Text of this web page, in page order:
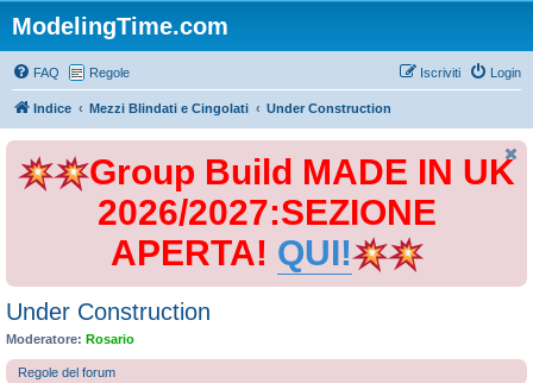
ModelingTime.com
FAQ Regole Login
Iscriviti
Indice Mezzi Blindati e Cingolati Under Construction
Group Build MADE IN UK
2026/2027:SEZIONE
APERTA! QUI!
Under Construction
Moderatore: Rosario
Regole del forum